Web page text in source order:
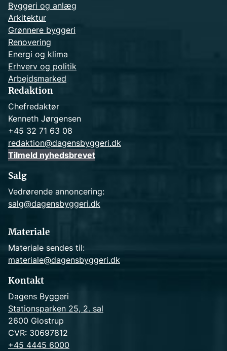
Byggeri og anlæg
Arkitektur
Grønnere byggeri
Renovering
Energi og klima
Erhverv og politik
Arbejdsmarked
Redaktion
Chefredaktør
Kenneth Jørgensen
+45 32 71 63 08
redaktion@dagensbyggeri.dk
Tilmeld nyhedsbrevet
Salg
Vedrørende annoncering:
salg@dagensbyggeri.dk
Materiale
Materiale sendes til:
materiale@dagensbyggeri.dk
Kontakt
Dagens Byggeri
Stationsparken 25, 2. sal
2600 Glostrup
CVR: 30697812
+45 4445 6000